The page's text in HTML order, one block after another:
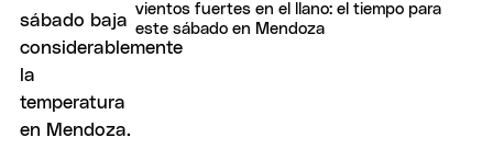
vientos fuertes en el llano: el tiempo para
este sábado en Mendoza